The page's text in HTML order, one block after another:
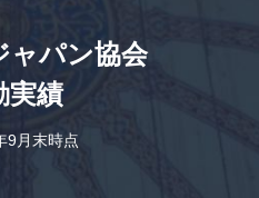
ャパン協会
実績
9月末時点